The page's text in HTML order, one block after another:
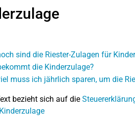
sind die Riester-Zulagen für
die Kinderzulage?
muss ich jährlich sparen, um die
bezieht sich auf die